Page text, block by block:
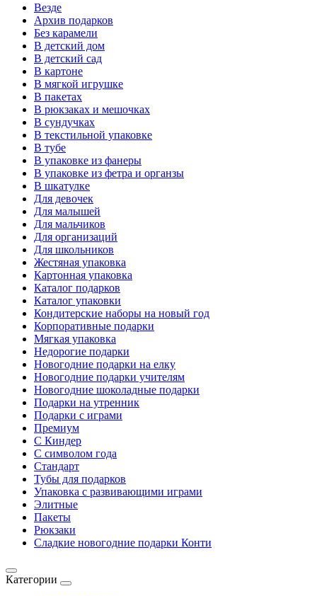
Везде
Архив подарков
Без карамели
В детский дом
В детский сад
В картоне
В мягкой игрушке
В пакетах
В рюкзаках и мешочках
В сундучках
В текстильной упаковке
В тубе
В упаковке из фанеры
В упаковке из фетра и органзы
В шкатулке
Для девочек
Для малышей
Для мальчиков
Для организаций
Для школьников
Жестяная упаковка
Картонная упаковка
Каталог подарков
Каталог упаковки
Кондитерские наборы на новый год
Корпоративные подарки
Мягкая упаковка
Недорогие подарки
Новогодние подарки на елку
Новогодние подарки учителям
Новогодние шоколадные подарки
Подарки на утренник
Подарки с играми
Премиум
С Киндер
С символом года
Стандарт
Тубы для подарков
Упаковка с развивающими играми
Элитные
Пакеты
Рюкзаки
Сладкие новогодние подарки Конти
Категории